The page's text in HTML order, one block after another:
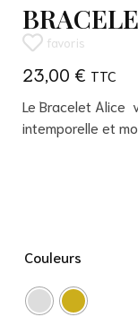
favoris
23,00 €
Le Bracelet Alice
intemporelle et
Couleurs